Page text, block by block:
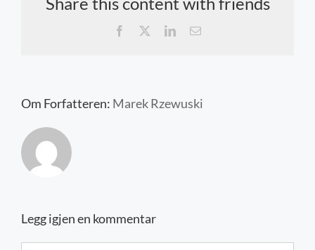
Facebook LinkedIn
E-
Om Forfatteren: Marek Rzewuski
Legg igjen en kommentar